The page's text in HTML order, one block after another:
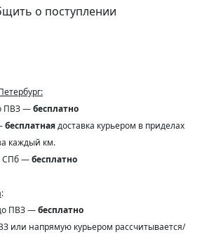
о поступлении
ПВЗ —бесплатно
бесплатнаядоставка курьером в приделах
каждый км.
СПб —бесплатно
:
ПВЗ —бесплатно
или напрямую курьером рассчитывается/